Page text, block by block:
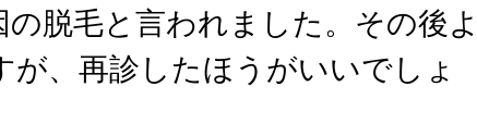
脱毛と言われました。その後よ
が、再診したほうがいいでしょ